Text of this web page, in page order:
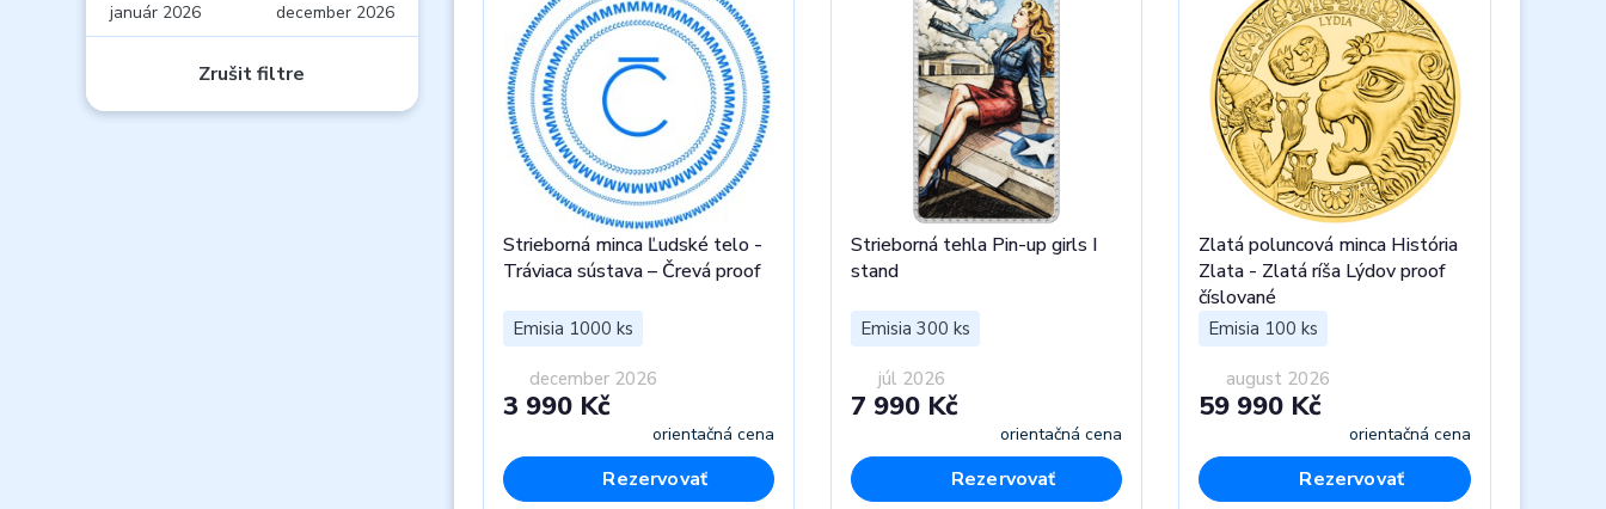
január 2026 december 2026
Zrušit filtre
Strieborná minca Ľudské telo -
Tráviaca sústava – Črevá proof
Emisia 1000 ks
december 2026
3 990 Kč
orientačná cena
Rezervovať
Strieborná tehla Pin-up girls I
stand
Emisia 300 ks
júl 2026
7 990 Kč
orientačná cena
Rezervovať
Zlatá poluncová minca História
Zlata - Zlatá ríša Lýdov proof
číslované
Emisia 100 ks
august 2026
59 990 Kč
orientačná cena
Rezervovať